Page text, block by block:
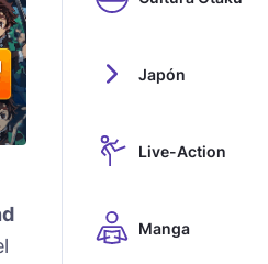
Japón
Live-Action
Manga